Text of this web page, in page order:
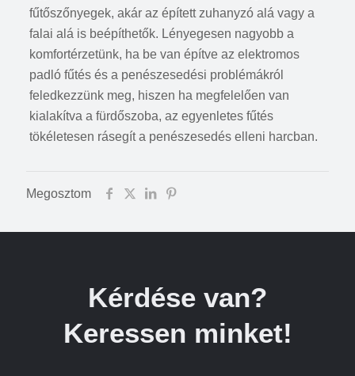
fűtőszőnyegek, akár az épített zuhanyzó alá vagy a
falai alá is beépíthetők. Lényegesen nagyobb a
komfortérzetünk, ha be van építve az elektromos
padló fűtés és a penészesedési problémákról
feledkezzünk meg, hiszen ha megfelelően van
kialakítva a fürdőszoba, az egyenletes fűtés
tökéletesen rásegít a penészesedés elleni harcban.
Megosztom
Kérdése van?
Keressen minket!